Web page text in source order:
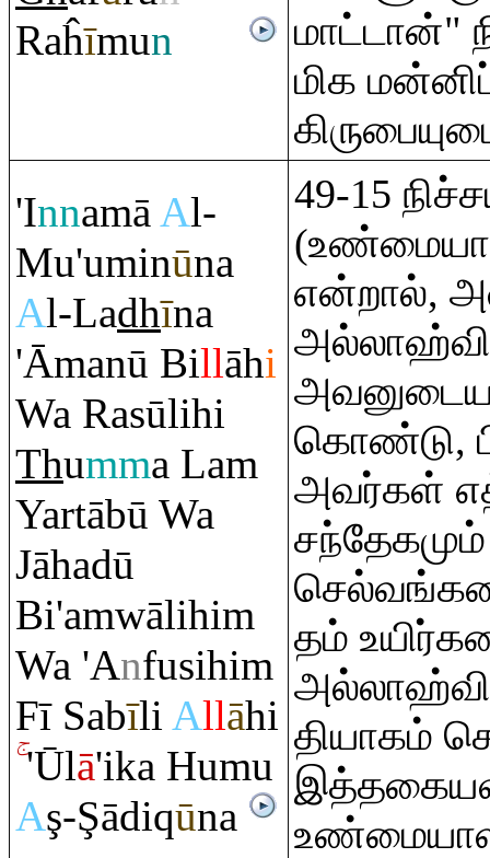
Raĥīmun
மாட்டான்"
மிக
'InnamāAl-
Mu'uminūna
Al-Ladhīna
'Āmanū Billāhi
Wa Rasūlihi
Thumma Lam
Yartābū Wa
Jāhadū
Bi'amwālihim
Wa 'Anfusihim
Fī Sabīli Allāhi
'Ūlā'ika Humu
Aş-Şādiqūna
49-15
என்றால்,
அவனுடைய
கொண்டு,
அவர்கள்
தம்
தியாகம்